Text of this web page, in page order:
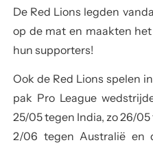
De Red Lions legden
op de mat en maakten
hun supporters!
Ook de Red Lions spelen
pak Pro League
25/05 tegen India, zo 26/
2/06 tegen Australië en